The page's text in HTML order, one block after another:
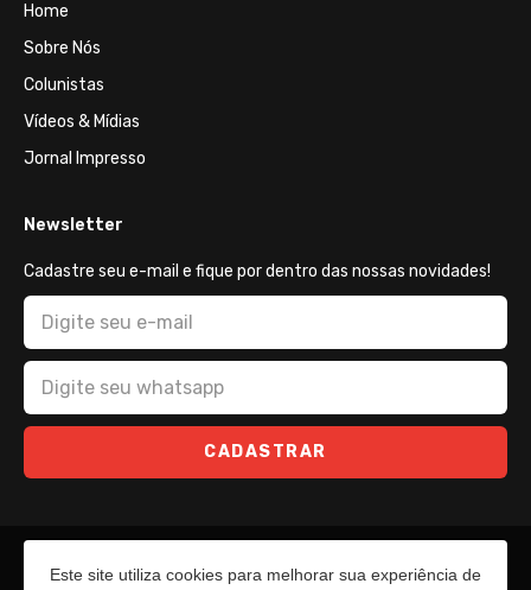
Home
Sobre Nós
Colunistas
Vídeos & Mídias
Jornal Impresso
Newsletter
Cadastre seu e-mail e fique por dentro das nossas novidades!
CADASTRAR
Este site utiliza cookies para melhorar sua experiência de